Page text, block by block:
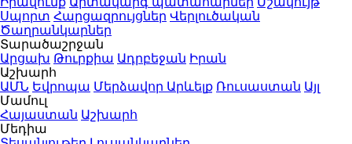
Սպորտ Հարցազրույցներ Վերլուծական
Ծաղրանկարներ
Տարածաշրջան
Արցախ Թուրքիա Ադրբեջան Իրան
Աշխարհ
ԱՄՆ Եվրոպա Մերձավոր Արևելք Ռուսաստան Այլ
Մամուլ
Հայաստան Աշխարհ
Մեդիա